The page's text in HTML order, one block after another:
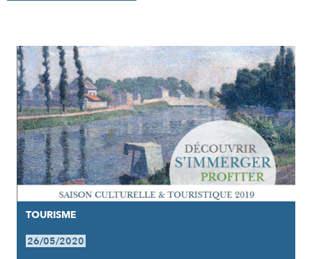
RÉSULTATS
TOURISME
26/05/2020